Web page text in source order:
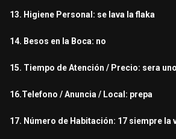
13. Higiene Personal: se lava la flaka
14. Besos en la Boca: no
15. Tiempo de Atención / Precio: sera
16.Telefono / Anuncia / Local: prepa
17. Número de Habitación: 17 siempre la